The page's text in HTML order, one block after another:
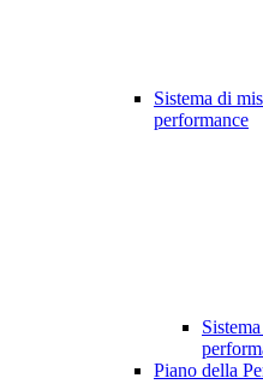
Sistema di
performance
Piano della